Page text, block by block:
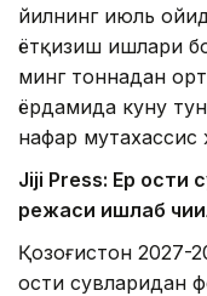
йилнинг июль
ётқизиш ишлари
минг тоннадан
ёрдамида куну
нафар мутахассис
Jiji Press: Ер ости
режаси ишлаб
Қозоғистон 2027-
ости сувларидан